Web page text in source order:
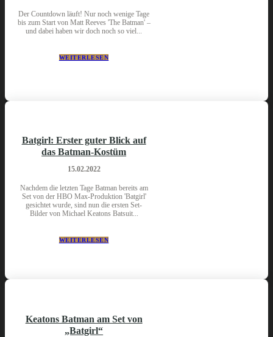
Der Countdown läuft! Nur noch wenige Tage
bis zum Start von Matt Reeves 'The Batman' –
und dabei haben wir doch noch so viel...
WEITERLESEN
Batgirl: Erster guter Blick auf
das Batman-Kostüm
15.02.2022
Nachdem die letzten Tage Batman bereits am
Set von der HBO Max-Produktion 'Batgirl'
gesichtet wurde, sind nun die ersten Set-
Bilder von Michael Keatons Batsuit...
WEITERLESEN
Keatons Batman am Set von
„Batgirl“